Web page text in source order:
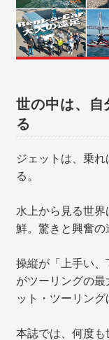
世の中は、自
る
ジェットは、乗
る。
水上から見る世
鮮。驚きと興奮の
操縦が「上手い
がツーリングの
ット・ツーリング
本誌では、何度